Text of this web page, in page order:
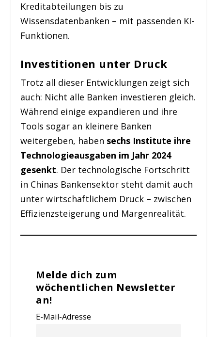
Kreditabteilungen bis zu
Wissensdatenbanken – mit passenden KI-
Funktionen.
Investitionen unter Druck
Trotz all dieser Entwicklungen zeigt sich
auch: Nicht alle Banken investieren gleich.
Während einige expandieren und ihre
Tools sogar an kleinere Banken
weitergeben, haben sechs Institute ihre
Technologieausgaben im Jahr 2024
gesenkt. Der technologische Fortschritt
in Chinas Bankensektor steht damit auch
unter wirtschaftlichem Druck – zwischen
Effizienzsteigerung und Margenrealität.
Melde dich zum
wöchentlichen Newsletter
an!
E-Mail-Adresse